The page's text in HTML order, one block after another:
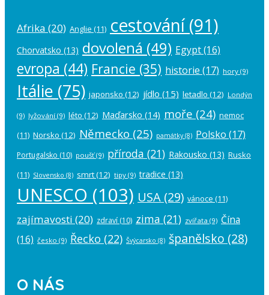
Afrika (20) Anglie (11) cestování(91)
Chorvatsko (13) dovolená (49) Egypt(16)
evropa (44) Francie (35) historie (17) hory (9)
Itálie (75) japonsko (12) jídlo (15) letadlo (12) Londýn
(9) lyžování (9) léto (12) Maďarsko (14) moře (24) nemoc
(11) Norsko (12) Německo (25) památky(8) Polsko (17)
Portugalsko (10) poušť(9) příroda (21) Rakousko (13) Rusko
(11) Slovensko (8) smrt(12) tipy (9) tradice (13)
UNESCO (103) USA (29) vánoce (11)
zajímavosti (20) zdraví (10) zima (21) zvířata (9) Čína
(16) česko (9) Řecko (22) Švýcarsko (8) španělsko (28)
O NÁS